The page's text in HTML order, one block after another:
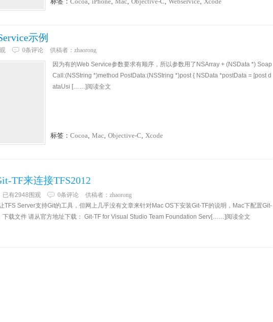
示例
0条评论 供稿者： zhaorong
因为有的Web Service参数要求有顺序，所以参数用了NSArray + (NSData *) Soap
Call:(NSString *)method PostData:(NSString *)post { NSData *postData = [post d
ataUsi [……]阅读全文
标签： Cocoa, Mac, Objective-C, Xcode
TF来连接TFS2012
已有2948围观 0条评论 供稿者： zhaorong
TFS Server支持Git的工具，但网上几乎没有文章来针对Mac OS下安装Git-TF的说明，Mac下配置Git-
下载文件 请从官方地址下载： Git-TF for Visual Studio Team Foundation Serv[……]阅读全文